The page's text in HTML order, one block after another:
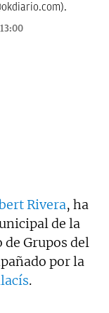
).
Rivera, ha
de la
Grupos del
por la
.